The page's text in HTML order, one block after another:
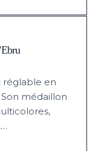
réglable en
médaillon